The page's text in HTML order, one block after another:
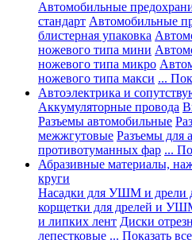
Автомобильные
стандарт Автомобильные
блистерная упаковка
ножевого типа мини
ножевого типа микро
ножевого типа макси ...
Автоэлектрика и
Аккумуляторные провода
Разъемы автомобильные
межжгутовые Разъемы для
противотуманных фар ...
Абразивные материалы,
круги
Насадки для УШМ и дрели
корщетки для дрелей и
и липких лент Диски
лепестковые ... Показать все